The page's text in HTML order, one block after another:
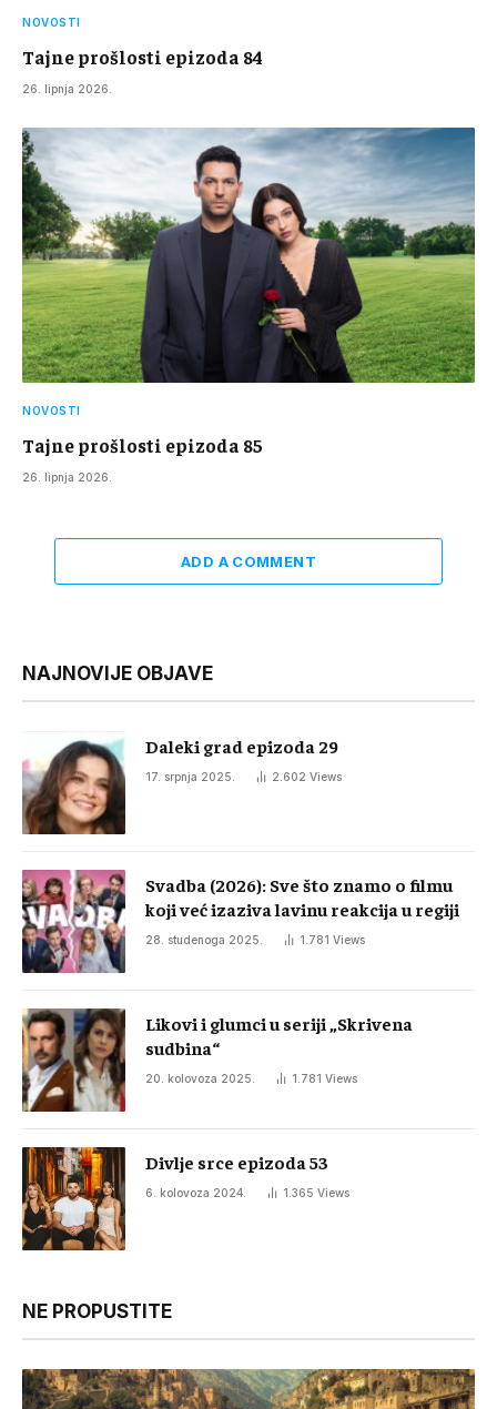
NOVOSTI
Tajne prošlosti epizoda 84
26. lipnja 2026.
NOVOSTI
Tajne prošlosti epizoda 85
26. lipnja 2026.
ADD A COMMENT
NAJNOVIJE OBJAVE
Daleki grad epizoda 29
17. srpnja 2025. 2.602 Views
Svadba (2026): Sve što znamo o filmu
koji već izaziva lavinu reakcija u regiji
28. studenoga 2025. 1.781 Views
Likovi i glumci u seriji „Skrivena
sudbina“
20. kolovoza 2025. 1.781 Views
Divlje srce epizoda 53
6. kolovoza 2024. 1.365 Views
NE PROPUSTITE